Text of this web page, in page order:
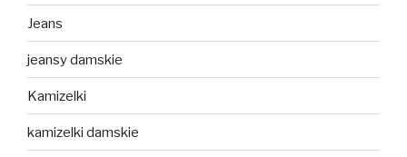
Jeans
jeansy damskie
Kamizelki
kamizelki damskie